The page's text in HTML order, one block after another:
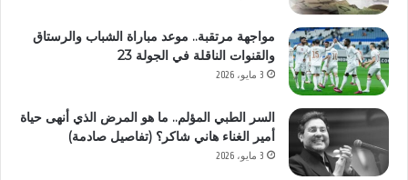
مواجهة مرتقبة.. موعد مباراة الشباب والرستاق
والقنوات الناقلة في الجولة 23
3 مايو، 2026
السر الطبي المؤلم.. ما هو المرض الذي أنهى حياة
أمير الغناء هاني شاكر؟ (تفاصيل صادمة)
3 مايو، 2026